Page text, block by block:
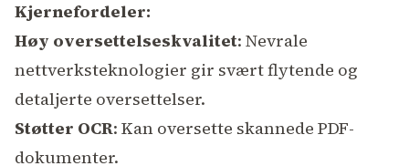
Kjernefordeler:
Høy oversettelseskvalitet: Nevrale
nettverksteknologier gir svært flytende og
detaljerte oversettelser.
Støtter OCR: Kan oversette skannede PDF-
dokumenter.